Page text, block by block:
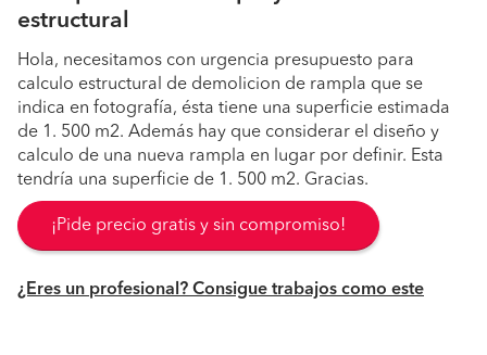
estructural
Hola, necesitamos con urgencia presupuesto para
calculo estructural de demolicion de rampla que se
indica en fotografía, ésta tiene una superficie estimada
de 1. 500 m2. Además hay que considerar el diseño y
calculo de una nueva rampla en lugar por definir. Esta
tendría una superficie de 1. 500 m2. Gracias.
¡Pide precio gratis y sin compromiso!
¿Eres un profesional? Consigue trabajos como este